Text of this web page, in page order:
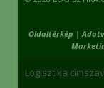
Oldaltérkép |
Logisztika